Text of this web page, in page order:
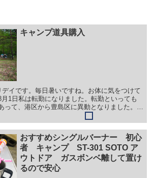
キャンプ道具購入
デイです。毎日暑いですね。お体に気をつけて
1日私は転勤になりました。転勤といっても
って、港区から豊島区に異動となりました。そ
池袋は駅が巨大で今まで苦手でした。...
おすすめシングルバーナー 初心
者 キャンプ ST-301 SOTO ア
ウトドア ガスボンベ離して置け
るので安心